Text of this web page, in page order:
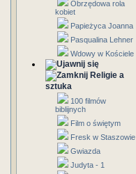
Obrzędowa rola
kobiet
Papieżyca Joanna
Pasqualina Lehner
Wdowy w Kościele
Religie a
sztuka
100 filmów
biblijnych
Film o świętym
Fresk w Staszowie
Gwiazda
Judyta - 1